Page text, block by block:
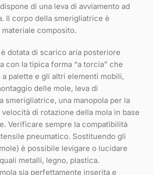
di una leva di avviamento ad
Il corpo della smerigliatrice è
composito.
dotata di scarico aria posteriore
con la tipica forma “a torcia” che
palette e gli altri elementi mobili,
delle mole, leva di
smerigliatrice, una manopola per la
di rotazione della mola in base
Verificare sempre la compatibilità
pneumatico. Sostituendo gli
è possibile levigare o lucidare
metalli, legno, plastica.
sia perfettamente inserita e